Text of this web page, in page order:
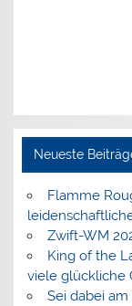
Neueste
Flamme
Zwift-WM
King of the
viele glückliche
Sei dabei